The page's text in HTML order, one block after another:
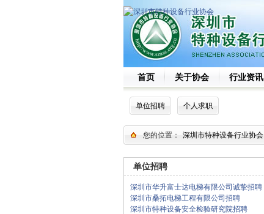
首页 关于协会 行业资讯
单位招聘 个人求职
您的位置： 深圳市特种设备行业协会
单位招聘
深圳市华升富士达电梯有限公司诚挚招聘
深圳市桑拓电梯工程有限公司招聘
深圳市特种设备安全检验研究院招聘